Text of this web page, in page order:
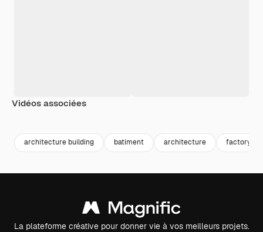
Vidéos associées
architecture building batiment architecture factory
La plateforme créative pour donner vie à vos meilleurs projets.